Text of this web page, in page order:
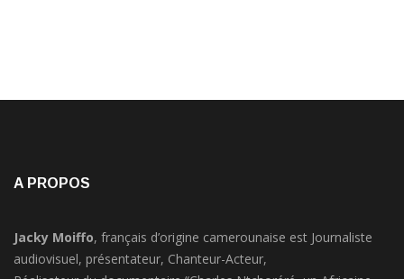
A PROPOS
Jacky Moiffo, français d’origine camerounaise est Journaliste
audiovisuel, présentateur, Chanteur-Acteur,